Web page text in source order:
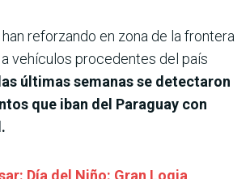
reforzando en zona de la frontera
vehículos procedentes del país
últimas semanas se detectaron
que iban del Paraguay con
Día del Niño: Gran Logia